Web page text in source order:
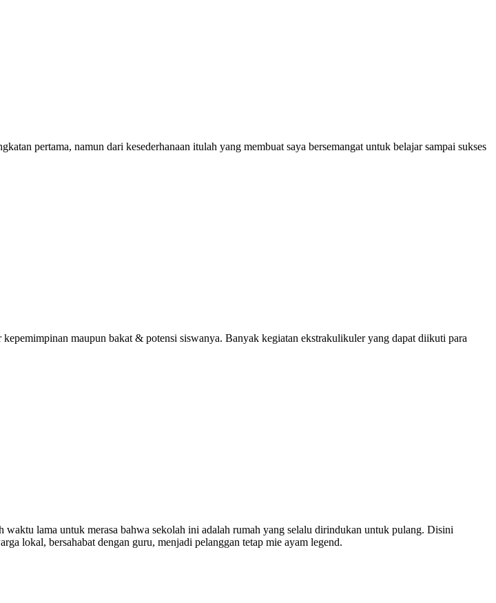
pertama, namun dari kesederhanaan itulah yang membuat saya bersemangat untuk belajar sampai sukses
maupun bakat & potensi siswanya. Banyak kegiatan ekstrakulikuler yang dapat diikuti para
lama untuk merasa bahwa sekolah ini adalah rumah yang selalu dirindukan untuk pulang. Disini
lokal, bersahabat dengan guru, menjadi pelanggan tetap mie ayam legend.